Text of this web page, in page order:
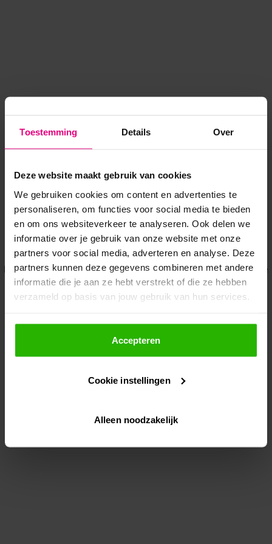
Toestemming Details Over
Deze website maakt gebruik van cookies
We gebruiken cookies om content en advertenties te
personaliseren, om functies voor social media te bieden
en om ons websiteverkeer te analyseren. Ook delen we
informatie over je gebruik van onze website met onze
partners voor social media, adverteren en analyse. Deze
partners kunnen deze gegevens combineren met andere
informatie die je aan ze hebt verstrekt of die ze hebben
verzameld op basis van jouw gebruik van hun services.
Als je op "Accepteer" klikt, dan geef je Voordeeluitjes.nl
toestemming om cookies voor social media en
gepersonaliseerde advertenties te plaatsen.
Lees hier meer over in onsprivacybeleid
Via "Cookie instellingen" kun je ook zelf instellen welke
Accepteren
Cookie instellingen
Alleen noodzakelijk
Application error: a client-side exception has occurred while
loadingwww.voordeeluitjes.nl (see the browser console for more
information).